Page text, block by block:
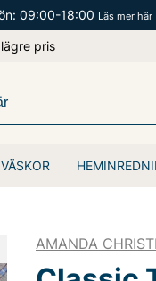
09:00-18:00 Läs mer här
pris
VÄSKOR
AMANDA